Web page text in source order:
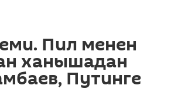
Пил менен
ханышадан
Путинге